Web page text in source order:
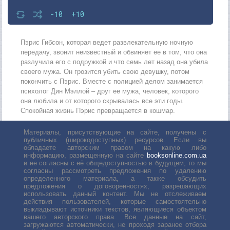
-10 +10
Пэрис Гибсон, которая ведет развлекательную ночную
передачу, звонит неизвестный и обвиняет ее в том, что она
разлучила его с подружкой и что семь лет назад она убила
своего мужа. Он грозится убить свою девушку, потом
покончить с Пэрис. Вместе с полицией делом занимается
психолог Дин Мэллой – друг ее мужа, человек, которого
она любила и от которого скрывалась все эти годы.
Спокойная жизнь Пэрис превращается в кошмар.
Материалы, присутствующие на сайте, получены с
публичных (широкодоступных) ресурсов. Если вы
обладаете авторским правом на какую либо
информацию, размещенную на сайте booksonline.com.ua
и не согласны с её общедоступностью в будущем, то мы
согласны рассмотреть предложения по удалению
определенного материала, а также обсудить
предложения о договоренностях, разрешающих
использовать данный контент. Мы не отслеживаем
действия пользователей, которые самостоятельно
выкладывают источники текстов, являющиеся объектом
вашего авторского права. Все данные на сайт,
загружаются автоматически, не проходя заранее отбора